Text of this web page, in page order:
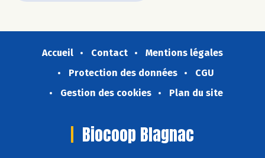
Accueil Contact
Mentions légales
Protection des données
CGU
Gestion des cookies
Plan du site
Biocoop Blagnac